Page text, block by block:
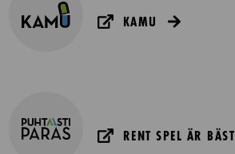
KAMU
RENT SPEL ÄR BÄST